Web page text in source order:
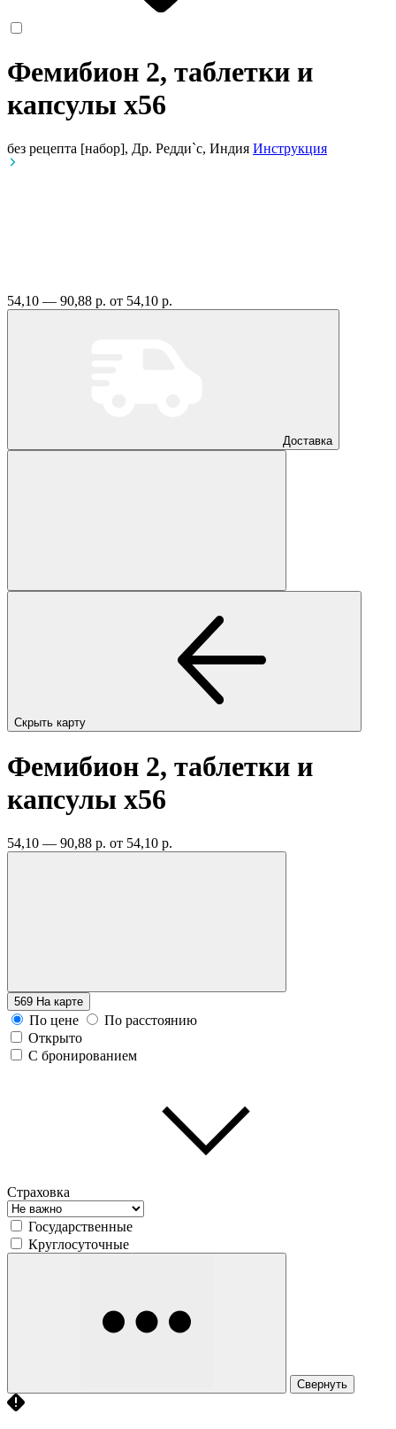
Фемибион 2, таблетки и
капсулы x56
без рецепта [набор], Др. Редди`с, Индия Инструкция
54,10 — 90,88 р. от 54,10 р.
Доставка
Скрыть карту
Фемибион 2, таблетки и
капсулы x56
54,10 — 90,88 р. от 54,10 р.
569 На карте
По цене
По расстоянию
Открыто
С бронированием
Страховка
Государственные
Круглосуточные
Свернуть